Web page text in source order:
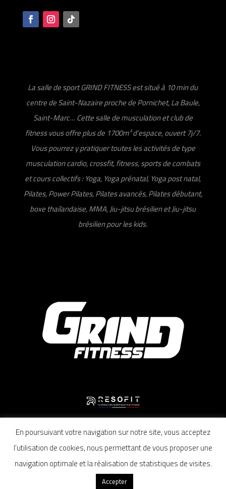
La salle de sport GRIND FITNESS est situé à 10 min du
centre de Saint-Nazaire proche de Pornichet, La Baule,
Saint-Marc… Cette salle de musculation et club de
fitness vous offre plus de 1700m² d’espace, ouvert 7j/7.
Vous pourrez y pratiquer toutes les activités de type
musculation cardio, crossfit, fitness, sports de combats
et cours collectifs : Yoga, Yoga prénatal, Yoga post natal,
Pilates, Power Pilates, Pilates avancés, Pilates débutant,
boxe thaïlandaise, MMA, Jiu-jitsu brésilien et Jiu-jitsu
brésilien pour les kids.
Mentions légales–Politique de confidentialité–
Conditions générales de vente
En poursuivant votre navigation sur notre site, vous acceptez
l'utilisation de cookies, nous permettant de vous proposer une
navigation optimale et la réalisation de statistiques de visites.
Accepter